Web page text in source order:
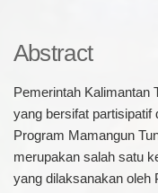
Abstract
Pemerintah Kalimantan
yang bersifat partisipatif
Program Mamangun
merupakan salah satu
yang dilaksanakan oleh